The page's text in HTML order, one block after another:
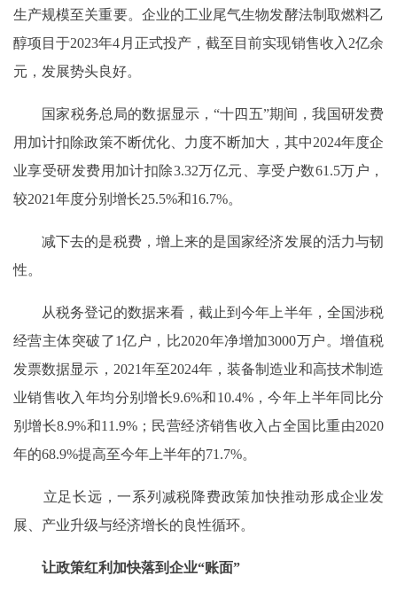
生产规模至关重要。企业的工业尾气生物发酵法制取燃料乙
醇项目于2023年4月正式投产，截至目前实现销售收入2亿余
元，发展势头良好。
国家税务总局的数据显示，“十四五”期间，我国研发费
用加计扣除政策不断优化、力度不断加大，其中2024年度企
业享受研发费用加计扣除3.32万亿元、享受户数61.5万户，
较2021年度分别增长25.5%和16.7%。
减下去的是税费，增上来的是国家经济发展的活力与韧
性。
从税务登记的数据来看，截止到今年上半年，全国涉税
经营主体突破了1亿户，比2020年净增加3000万户。增值税
发票数据显示，2021年至2024年，装备制造业和高技术制造
业销售收入年均分别增长9.6%和10.4%，今年上半年同比分
别增长8.9%和11.9%；民营经济销售收入占全国比重由2020
年的68.9%提高至今年上半年的71.7%。
立足长远，一系列减税降费政策加快推动形成企业发
展、产业升级与经济增长的良性循环。
让政策红利加快落到企业“账面”